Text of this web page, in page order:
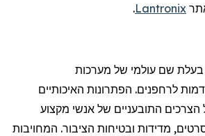
Lantronix
.
שם עולמי של מערכות
לרחפנים. הפתרונות האיכותיים
הצרכים התובעניים של אנשי מקצוע
מדידות ובטיחות הציבור. המחויבות